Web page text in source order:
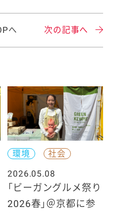
へ 次の記事へ
環境
社会
2026.05.08
「ビーガングルメ祭り
2026春」＠京都に参